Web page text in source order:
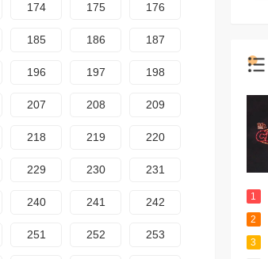
174 175 176
185 186 187
196 197 198
207 208 209
218 219 220
229 230 231
240 241 242
251 252 253
1
2
3